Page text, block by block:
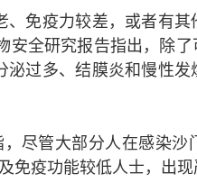
免疫力较差，或者有
安全研究报告指出，除
过多、结膜炎和慢性
尽管大部分人在感染
免疫功能较低人士，出现